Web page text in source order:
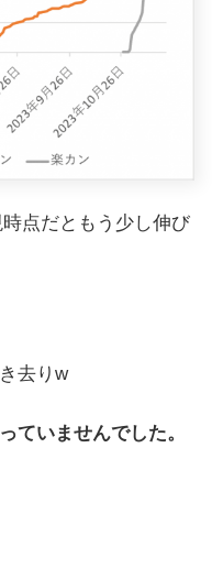
点だともう少し伸び
去りw
ていませんでした。